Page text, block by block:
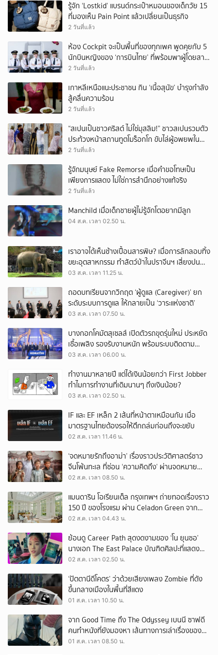
รู้จัก ‘Lostkid’ แบรนด์กระเป๋าหมอนของเด็กวัย 15
ที่มองเห็น Pain Point แล้วเปลี่ยนเป็นธุรกิจ
2 วันที่แล้ว
ห้อง Cockpit จะเป็นพื้นที่ของทุกเพศ พูดคุยกับ 5
นักบินหญิงของ ‘การบินไทย’ ที่พร้อมพาผู้โดยสาร
บินไปทั่วโลก
2 วันที่แล้ว
เกาหลีเหนือแนะประชาชน กิน ‘เนื้อสุนัข’ บำรุงกำลัง
สู้คลื่นความร้อน
2 วันที่แล้ว
“สเปนเป็นชาวคริสต์ ไม่ใช่มุสลิม!” ชาวสเปนรวมตัว
ประท้วงหน้าสถานทูตโมร็อกโก ขับไล่ผู้อพยพใน
เมืองเซวตาออกนอกประเทศ
2 วันที่แล้ว
รู้จักมนุษย์ Fake Remorse เมื่อคำขอโทษเป็น
เพียงการแสดง ไม่ใช่การสำนึกอย่างแท้จริง
2 วันที่แล้ว
Manchild เมื่อเด็กชายผู้ไม่รู้จักโตอยากมีลูก
04 ส.ค. เวลา 02.50 น.
เราอาจได้เห็นช้างเปื้อนสารพิษ? เมื่อการลักลอบทิ้ง
ขยะอุตสาหกรรม ทำสัตว์ป่าในปราจีนฯ เสี่ยงปน
เปื้อน
03 ส.ค. เวลา 11.25 น.
ถอดบทเรียนจากวิกฤต ‘ผู้ดูแล (Caregiver)’ ยก
ระดับระบบการดูแล ให้กลายเป็น ‘วาระแห่งชาติ’
03 ส.ค. เวลา 07.50 น.
บางกอกโคมัตสุเซลส์ เปิดตัวรถขุดรุ่นใหม่ ประหยัด
เชื้อเพลิง รองรับงานหนัก พร้อมระบบติดตาม
เครื่องจักรผ่านดาวเทียม
03 ส.ค. เวลา 06.00 น.
ทำงานมาหลายปี แต่ได้เงินน้อยกว่า First Jobber
ทำไมการทำงานที่เดิมนานๆ ถึงเงินน้อย?
03 ส.ค. เวลา 02.50 น.
IF และ EF เหล็ก 2 เส้นที่หน้าตาเหมือนกัน เมื่อ
มาตรฐานไทยต้องรอให้ตึกถล่มก่อนถึงจะขยับ
02 ส.ค. เวลา 11.46 น.
‘จดหมายรักถึงอาม่า’ เรื่องราวประวัติศาสตร์ชาว
จีนโพ้นทะเล ที่ซ่อน ‘ความคิดถึง’ ผ่านจดหมาย
‘โพยก๊วน’
02 ส.ค. เวลา 08.50 น.
แมนดาริน โอเรียนเต็ล กรุงเทพฯ ถ่ายทอดเรื่องราว
150 ปี ของโรงแรม ผ่าน Celadon Green จาก
เครื่องศิลาดล
02 ส.ค. เวลา 04.43 น.
ย้อนดู Career Path สุดงดงามของ ‘โน ยุนซอ’
นางเอก The East Palace บัณฑิตศิลปะที่แสดง
เรื่องไหนก็ปัง
02 ส.ค. เวลา 02.50 น.
‘ปัตตานีดีโคตร’ ว่าด้วยเสียงเพลง Zombie ที่ดัง
ขึ้นกลางเมืองในพื้นที่สีแดง
01 ส.ค. เวลา 10.50 น.
จาก Good Time ถึง The Odyssey เบนนี ซาฟดี
คนทำหนังที่ยังมองหา เส้นทางการเล่าเรื่องของตัว
เอง
01 ส.ค. เวลา 08.50 น.